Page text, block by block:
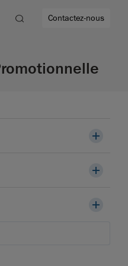
Contactez-nous